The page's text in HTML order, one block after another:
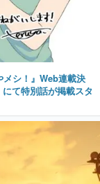
メシ！』Web連載決
て特別話が掲載スタ